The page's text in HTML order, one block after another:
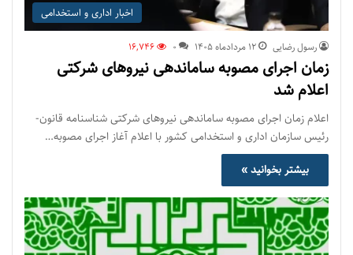
اخبار اداری و استخدامی
رسول رضایی ۱۲ مرداد‌ماه ۱۴۰۵ 0
16,746
زمان اجرای مصوبه ساماندهی نیروهای شرکتی
اعلام شد
اعلام زمان اجرای مصوبه ساماندهی نیروهای شرکتی شناسنامه قانون-
رئیس سازمان اداری و استخدامی کشور با اعلام آغاز اجرای مصوبه…
بیشتر بخوانید »